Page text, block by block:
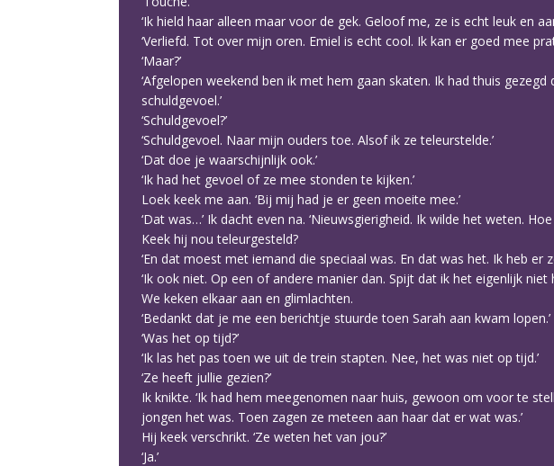
‘Ik hield haar alleen maar voor de gek. Geloof me, ze is echt leuk en
‘Verliefd. Tot over mijn oren. Emiel is echt cool. Ik kan er goed mee
‘Maar?’
‘Afgelopen weekend ben ik met hem gaan skaten. Ik had thuis
schuldgevoel.’
‘Schuldgevoel?’
‘Schuldgevoel. Naar mijn ouders toe. Alsof ik ze teleurstelde.’
‘Dat doe je waarschijnlijk ook.’
‘Ik had het gevoel of ze mee stonden te kijken.’
Loek keek me aan. ‘Bij mij had je er geen moeite mee.’
‘Dat was…’ Ik dacht even na. ‘Nieuwsgierigheid. Ik wilde het weten.
Keek hij nou teleurgesteld?
‘En dat moest met iemand die speciaal was. En dat was het. Ik heb er
‘Ik ook niet. Op een of andere manier dan. Spijt dat ik het eigenlijk
We keken elkaar aan en glimlachten.
‘Bedankt dat je me een berichtje stuurde toen Sarah aan kwam lopen.’
‘Was het op tijd?’
‘Ik las het pas toen we uit de trein stapten. Nee, het was niet op tijd.’
‘Ze heeft jullie gezien?’
Ik knikte. ‘Ik had hem meegenomen naar huis, gewoon om voor te
jongen het was. Toen zagen ze meteen aan haar dat er wat was.’
Hij keek verschrikt. ‘Ze weten het van jou?’
‘Ja.’